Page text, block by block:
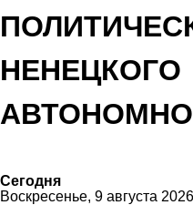
НЕНЕЦКОГО
Сегодня
Воскресенье, 9 августа